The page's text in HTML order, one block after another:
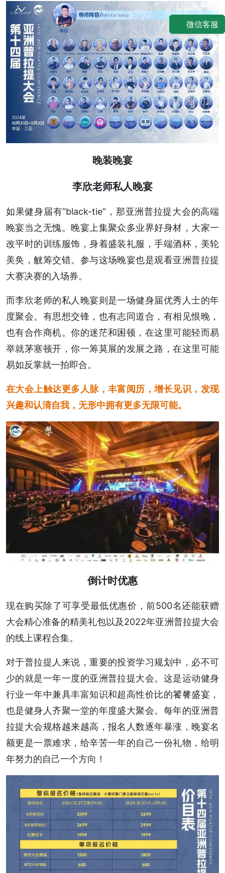
晚装晚宴
李欣老师私人晚宴
如果健身届有“black-tie”，那亚洲普拉提大会的高端
晚宴当之无愧。晚宴上集聚众多业界好身材，大家一
改平时的训练服饰，身着盛装礼服，手端酒杯，美轮
美奂，觥筹交错。参与这场晚宴也是观看亚洲普拉提
大赛决赛的入场券。
而李欣老师的私人晚宴则是一场健身届优秀人士的年
度聚会。有思想交锋，也有志同道合，有相见恨晚，
也有合作商机。你的迷茫和困顿，在这里可能轻而易
举就茅塞顿开，你一筹莫展的发展之路，在这里可能
易如反掌就一拍即合。
在大会上触达更多人脉，丰富阅历，增长见识，发现
兴趣和认清自我，无形中拥有更多无限可能。
倒计时优惠
现在购买除了可享受最低优惠价，前500名还能获赠
大会精心准备的精美礼包以及2022年亚洲普拉提大会
的线上课程合集。
对于普拉提人来说，重要的投资学习规划中，必不可
少的就是一年一度的亚洲普拉提大会。这是运动健身
行业一年中兼具丰富知识和超高性价比的饕餮盛宴，
也是健身人齐聚一堂的年度盛大聚会。每年的亚洲普
拉提大会规格越来越高，报名人数逐年暴涨，晚宴名
额更是一票难求，给辛苦一年的自己一份礼物，给明
年努力的自己一个方向！
微信客服